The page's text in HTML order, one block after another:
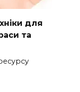
для
та